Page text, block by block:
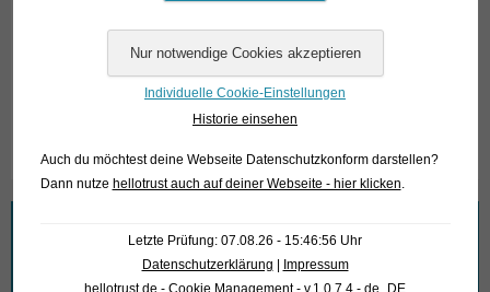
ausschließlich den Großhandel beliefern.
Text & Photos: Frank Schäfer
Wonach suchen Sie?
Suchen
Individuelle Cookie-Einstellungen
Historie einsehen
Auch du möchtest deine Webseite Datenschutzkonform darstellen?
Dann nutze hellotrust auch auf deiner Webseite - hier klicken.
Letzte Prüfung: 07.08.26 - 15:46:56 Uhr
Datenschutzerklärung
Impressum
hellotrust.de - Cookie Management - v.1.0.7.4 - de_DE